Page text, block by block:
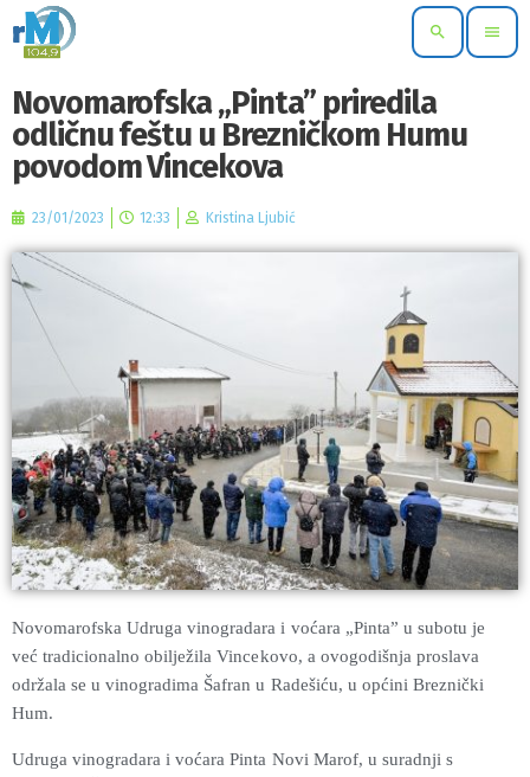
search menu
Novomarofska „Pinta” priredila
odličnu feštu u Brezničkom Humu
povodom Vincekova
23/01/2023 12:33 Kristina Ljubić
Novomarofska Udruga vinogradara i voćara „Pinta” u subotu je
već tradicionalno obilježila Vincekovo, a ovogodišnja proslava
održala se u vinogradima Šafran u Radešiću, u općini Breznički
Hum.
Udruga vinogradara i voćara Pinta Novi Marof, u suradnji s